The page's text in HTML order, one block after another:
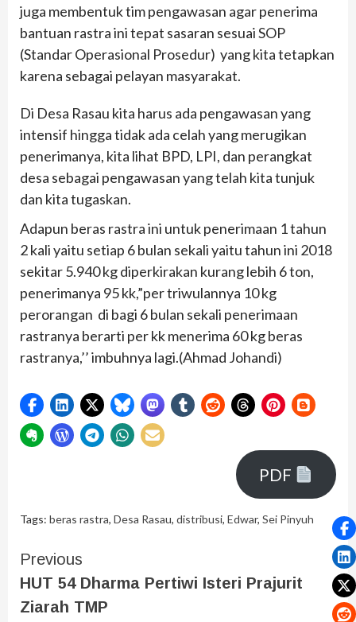
juga membentuk tim pengawasan agar penerima
bantuan rastra ini tepat sasaran sesuai SOP
(Standar Operasional Prosedur) yang kita tetapkan
karena sebagai pelayan masyarakat.
Di Desa Rasau kita harus ada pengawasan yang
intensif hingga tidak ada celah yang merugikan
penerimanya, kita lihat BPD, LPI, dan perangkat
desa sebagai pengawasan yang telah kita tunjuk
dan kita tugaskan.
Adapun beras rastra ini untuk penerimaan 1 tahun
2 kali yaitu setiap 6 bulan sekali yaitu tahun ini 2018
sekitar 5.940 kg diperkirakan kurang lebih 6 ton,
penerimanya 95 kk,”per triwulannya 10 kg
perorangan di bagi 6 bulan sekali penerimaan
rastranya berarti per kk menerima 60 kg beras
rastranya,’’ imbuhnya lagi.(Ahmad Johandi)
PDF
Tags: beras rastra, Desa Rasau, distribusi, Edwar, Sei Pinyuh
Previous
HUT 54 Dharma Pertiwi Isteri Prajurit
Ziarah TMP